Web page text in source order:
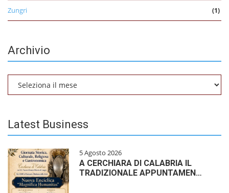
Zungri (1)
Archivio
Latest Business
5 Agosto 2026
A CERCHIARA DI CALABRIA IL
TRADIZIONALE APPUNTAMEN…